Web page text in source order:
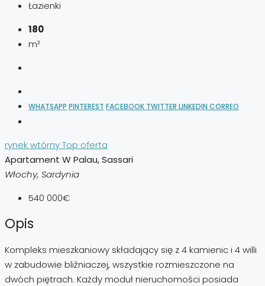
Łazienki
180
m²
WHATSAPP PINTEREST FACEBOOK TWITTER LINKEDIN CORREO
rynek wtórnyTop oferta
Apartament W Palau, Sassari
Włochy, Sardynia
540 000€
Opis
Kompleks mieszkaniowy składający się z 4 kamienic i 4 willi
w zabudowie bliźniaczej, wszystkie rozmieszczone na
dwóch piętrach. Każdy moduł nieruchomości posiada